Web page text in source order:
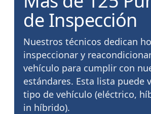
de Inspección
Nuestros técnicos dedican
inspeccionar y
vehículo para cumplir con
estándares. Esta lista puede
tipo de vehículo (eléctrico,
in híbrido).